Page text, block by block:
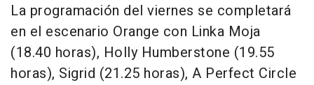
La programación del viernes se completará
en el escenario Orange con Linka Moja
(18.40 horas), Holly Humberstone (19.55
horas), Sigrid (21.25 horas), A Perfect Circle